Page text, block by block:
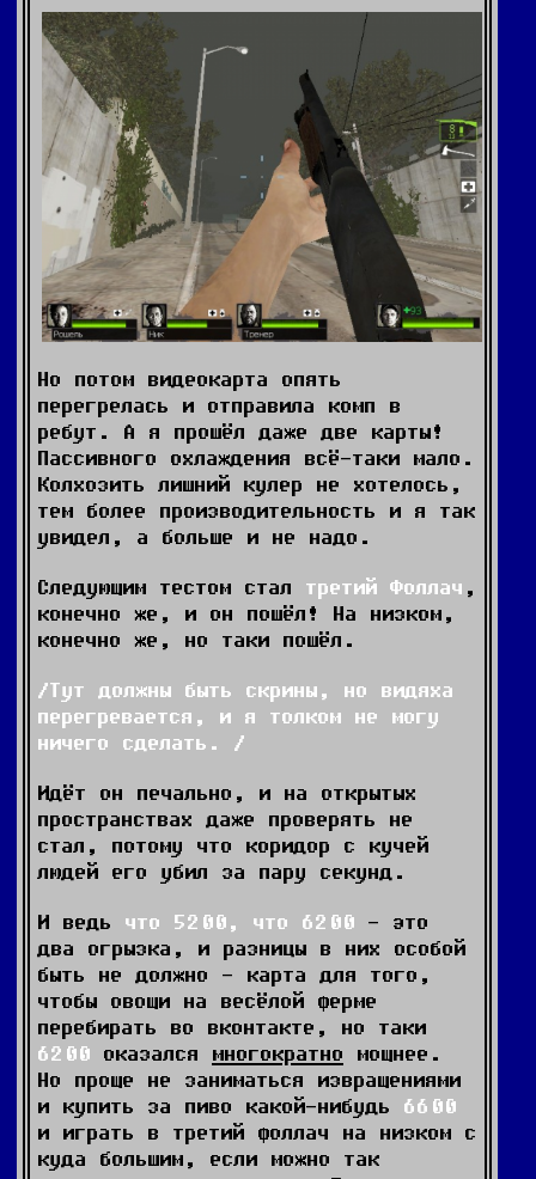
Но потом видеокарта опять
перегрелась и отправила комп в
ребут. А я прошёл даже две карты!
Пассивного охлаждения всё-таки мало.
Колхозить лишний кулер не хотелось,
тем более производительность и я так
увидел, а больше и не надо.
Следующим тестом стал третий Фоллач ,
конечно же, и он пошёл! На низком,
конечно же, но таки пошёл.
Тут должны быть скрины, но видяха
перегревается, и я толком не могу
ничего сделать.
Идёт он печально, и на открытых
пространствах даже проверять не
стал, потому что коридор с кучей
людей его убил за пару секунд.
И ведь что 5200, что 6200 - это
два огрызка, и разницы в них особой
быть не должно - карта для того,
чтобы овощи на весёлой ферме
перебирать во вконтакте, но таки
6200 оказался многократно мощнее.
Но проще не заниматься извращениями
и купить за пиво какой-нибудь 6600
и играть в третий фоллач на низком с
куда большим, если можно так